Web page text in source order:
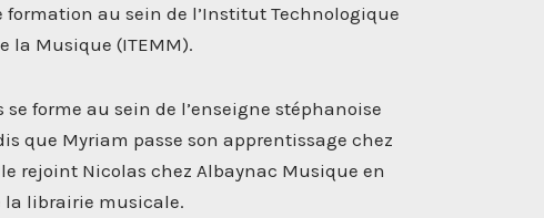
formation au sein de l’Institut Technologique
la Musique (ITEMM).
se forme au sein de l’enseigne stéphanoise
que Myriam passe son apprentissage chez
rejoint Nicolas chez Albaynac Musique en
la librairie musicale.